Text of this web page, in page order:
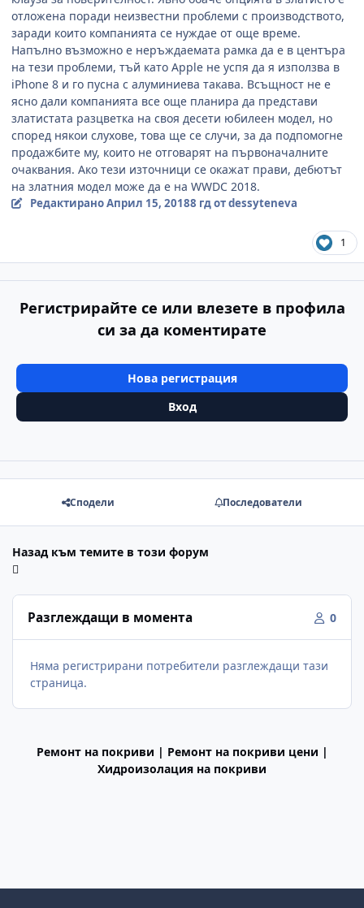
отложена поради неизвестни проблеми с производството,
заради които компанията се нуждае от още време.
Напълно възможно е неръждаемата рамка да е в центъра
на тези проблеми, тъй като Apple не успя да я използва в
iPhone 8 и го пусна с алуминиева такава. Всъщност не е
ясно дали компанията все още планира да представи
златистата разцветка на своя десети юбилеен модел, но
според някои слухове, това ще се случи, за да подпомогне
продажбите му, които не отговарят на първоначалните
очаквания. Ако тези източници се окажат прави, дебютът
на златния модел може да е на WWDC 2018.
РедактираноАприл 15, 20188 гдот dessyteneva
1
Регистрирайте се или влезете в профила
си за да коментирате
Нова регистрация
Вход
Сподели Последователи
Назад към темите в този форум
Разглеждащи в момента 0
Няма регистрирани потребители разглеждащи тази
страница.
Ремонт на покриви | Ремонт на покриви цени |
Хидроизолация на покриви